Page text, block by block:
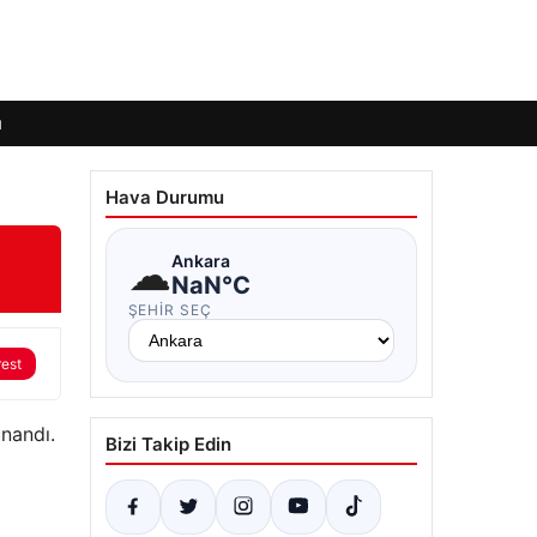
Hava Durumu
☁Ankara
NaN°C
ŞEHIR SEÇ
Bizi Takip Edin